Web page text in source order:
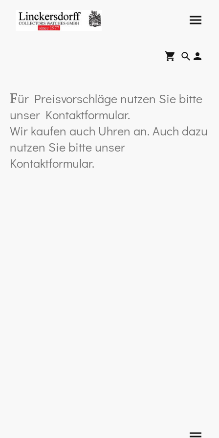
Für Preisvorschläge nutzen Sie bitte
unser Kontaktformular.
Wir kaufen auch Uhren an. Auch dazu
nutzen Sie bitte unser
Kontaktformular.